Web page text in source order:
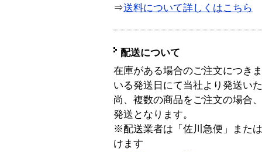
⇒送料について詳しくはこちら
配送について
在庫がある場合のご注文につき
いる発送日にて当社より発送い
尚、複数の商品をご注文の場合
発送となります。
※配送業者は「佐川急便」また
けます